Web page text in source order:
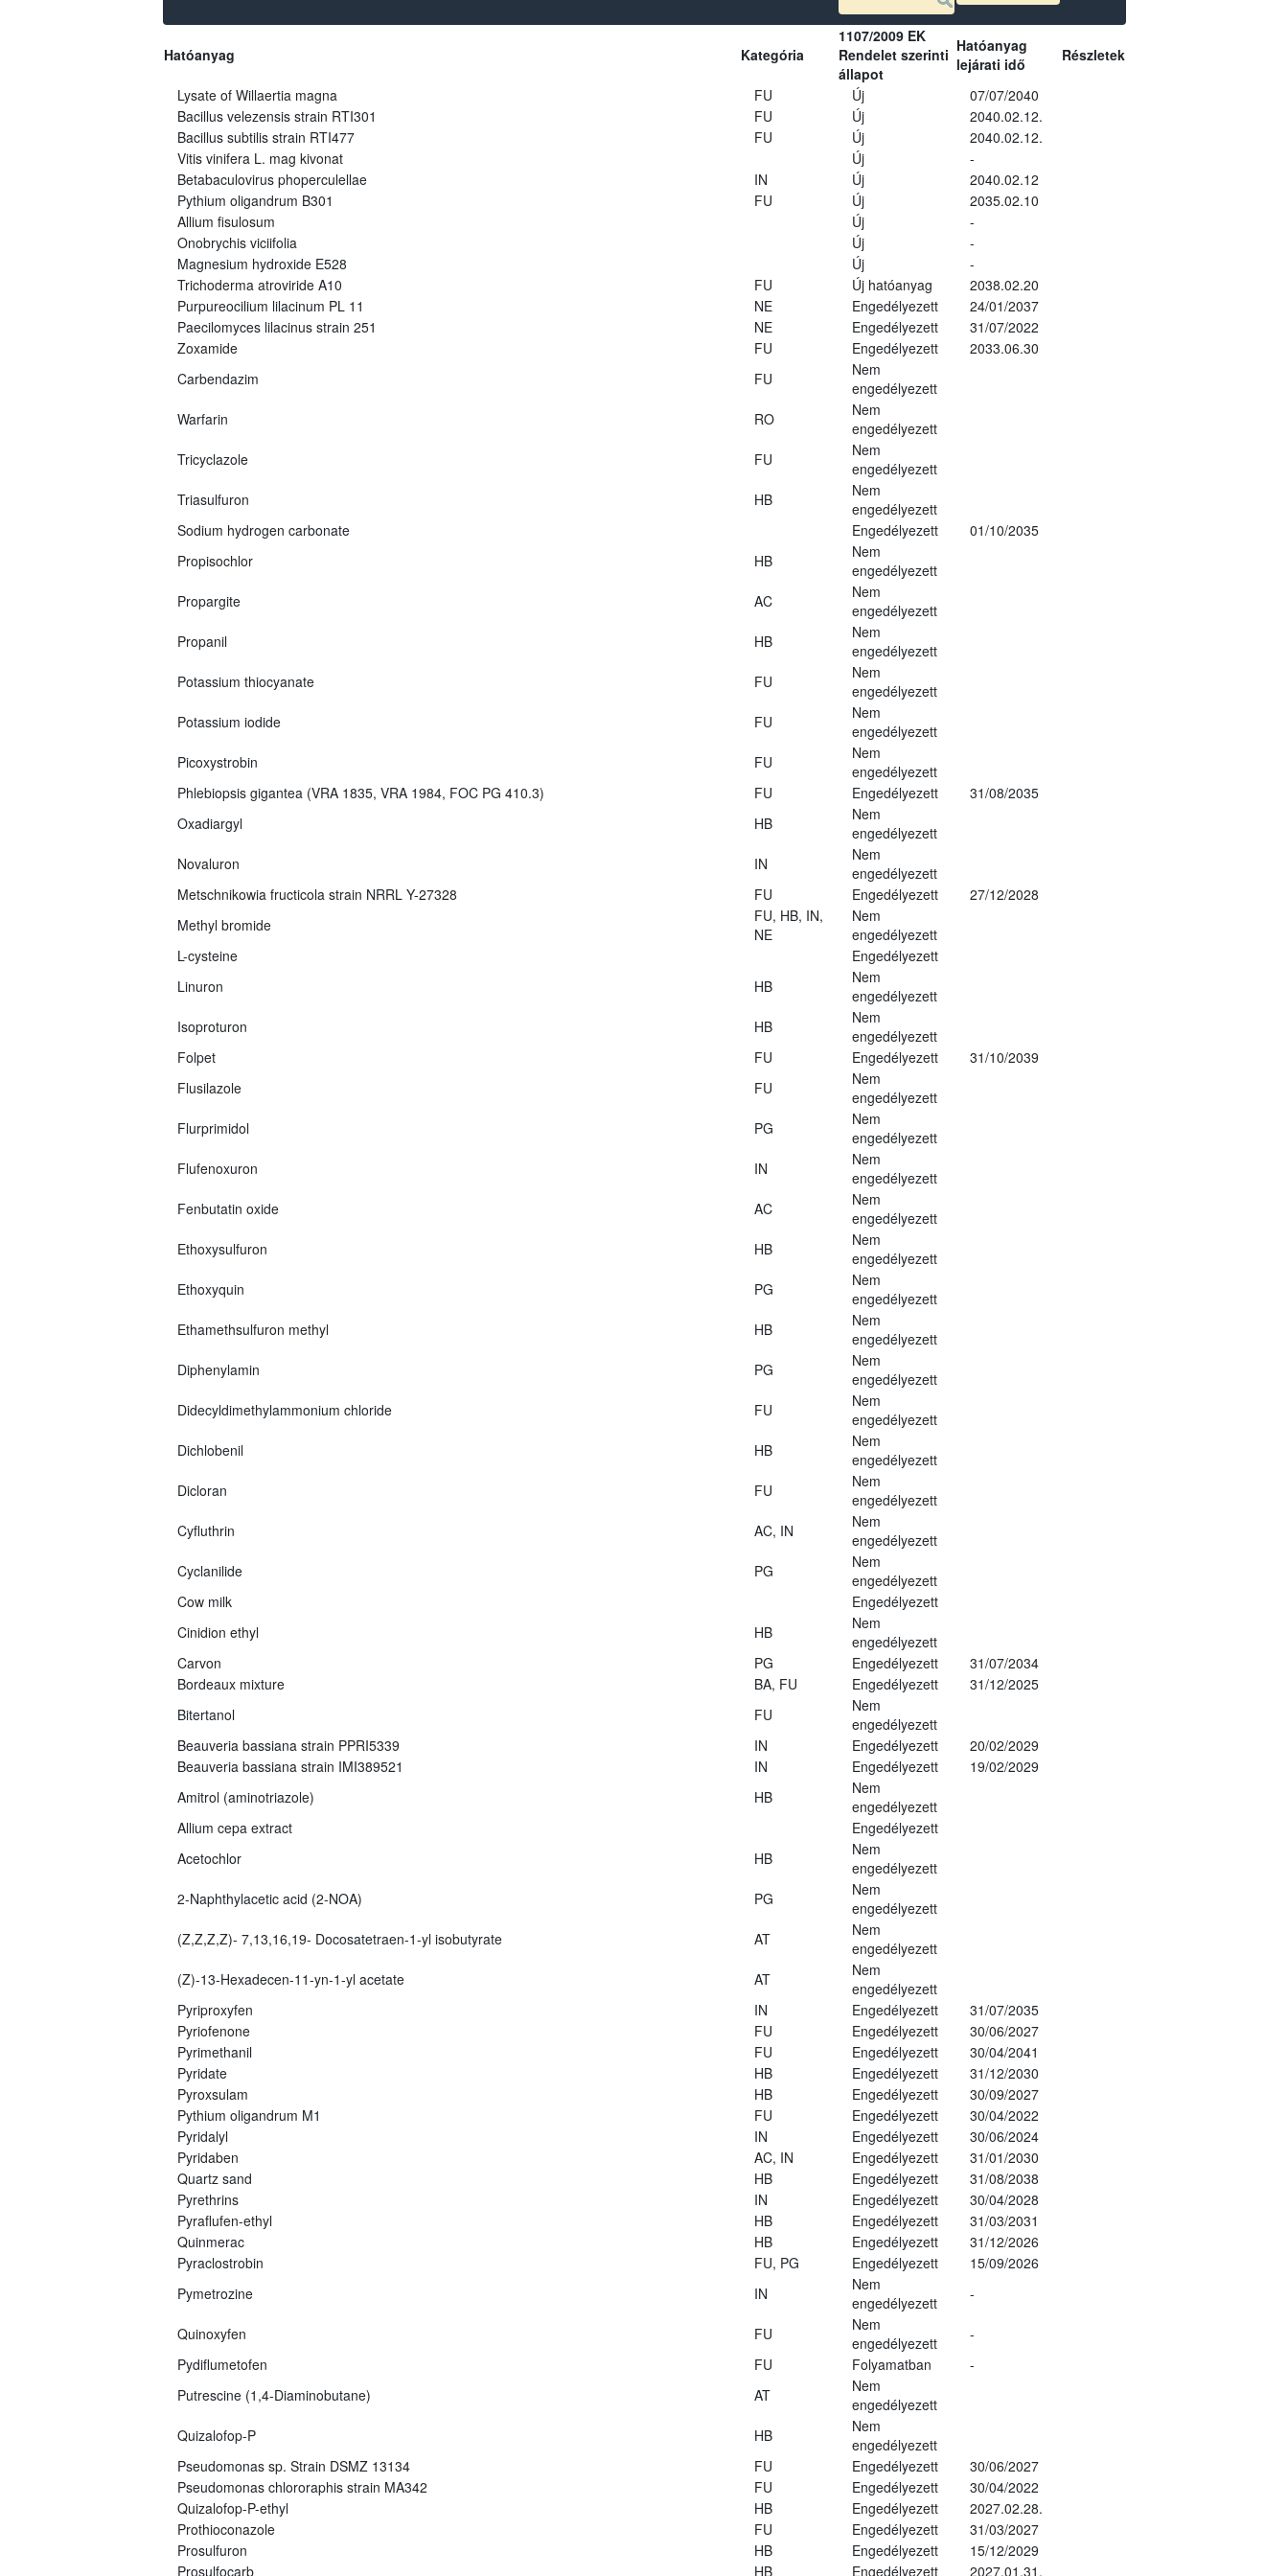
Hatóanyag Kategória
1107/2009 EK
Rendelet szerinti
állapot
Hatóanyag
lejárati idő
Részletek
Lysate of Willaertia magna FU Új
07/07/2040
Bacillus velezensis strain RTI301
FU Új
2040.02.12.
Bacillus subtilis strain RTI477
FU Új
2040.02.12.
Vitis vinifera L. mag kivonat
Új
-
Betabaculovirus phoperculellae
IN Új
2040.02.12
Pythium oligandrum B301
FU Új
2035.02.10
Allium fisulosum
Új
-
Onobrychis viciifolia
Új
-
Magnesium hydroxide E528
Új
-
Trichoderma atroviride A10
FU Új hatóanyag
2038.02.20
Purpureocilium lilacinum PL 11
NE Engedélyezett
24/01/2037
Paecilomyces lilacinus strain 251
NE Engedélyezett
31/07/2022
Zoxamide
FU Engedélyezett
2033.06.30
Carbendazim
FU
Nem
engedélyezett
Warfarin
RO
Nem
engedélyezett
Tricyclazole
FU
Nem
engedélyezett
Triasulfuron
HB
Nem
engedélyezett
Sodium hydrogen carbonate
Engedélyezett
01/10/2035
Propisochlor
HB
Nem
engedélyezett
Propargite
AC
Nem
engedélyezett
Propanil
HB
Nem
engedélyezett
Potassium thiocyanate
FU
Nem
engedélyezett
Potassium iodide
FU
Nem
engedélyezett
Picoxystrobin
FU
Nem
engedélyezett
Phlebiopsis gigantea (VRA 1835, VRA 1984, FOC PG 410.3)
FU Engedélyezett
31/08/2035
Oxadiargyl
HB
Nem
engedélyezett
Novaluron
IN
Nem
engedélyezett
Metschnikowia fructicola strain NRRL Y-27328
FU Engedélyezett
27/12/2028
Methyl bromide
FU, HB, IN,
NE
Nem
engedélyezett
L-cysteine
Engedélyezett
Linuron
HB
Nem
engedélyezett
Isoproturon
HB
Nem
engedélyezett
Folpet
FU Engedélyezett
31/10/2039
Flusilazole
FU
Nem
engedélyezett
Flurprimidol
PG
Nem
engedélyezett
Flufenoxuron
IN
Nem
engedélyezett
Fenbutatin oxide
AC
Nem
engedélyezett
Ethoxysulfuron
HB
Nem
engedélyezett
Ethoxyquin
PG
Nem
engedélyezett
Ethamethsulfuron methyl
HB
Nem
engedélyezett
Diphenylamin
PG
Nem
engedélyezett
Didecyldimethylammonium chloride
FU
Nem
engedélyezett
Dichlobenil
HB
Nem
engedélyezett
Dicloran
FU
Nem
engedélyezett
Cyfluthrin
AC, IN
Nem
engedélyezett
Cyclanilide
PG
Nem
engedélyezett
Cow milk
Engedélyezett
Cinidion ethyl
HB
Nem
engedélyezett
Carvon
PG Engedélyezett
31/07/2034
Bordeaux mixture
BA, FU Engedélyezett
31/12/2025
Bitertanol
FU
Nem
engedélyezett
Beauveria bassiana strain PPRI5339
IN Engedélyezett
20/02/2029
Beauveria bassiana strain IMI389521
IN Engedélyezett
19/02/2029
Amitrol (aminotriazole)
HB
Nem
engedélyezett
Allium cepa extract
Engedélyezett
Acetochlor
HB
Nem
engedélyezett
2-Naphthylacetic acid (2-NOA)
PG
Nem
engedélyezett
(Z,Z,Z,Z)- 7,13,16,19- Docosatetraen-1-yl isobutyrate
AT
Nem
engedélyezett
(Z)-13-Hexadecen-11-yn-1-yl acetate
AT
Nem
engedélyezett
Pyriproxyfen
IN Engedélyezett
31/07/2035
Pyriofenone
FU Engedélyezett
30/06/2027
Pyrimethanil
FU Engedélyezett
30/04/2041
Pyridate
HB Engedélyezett
31/12/2030
Pyroxsulam
HB Engedélyezett
30/09/2027
Pythium oligandrum M1
FU Engedélyezett
30/04/2022
Pyridalyl
IN Engedélyezett
30/06/2024
Pyridaben
AC, IN Engedélyezett
31/01/2030
Quartz sand
HB Engedélyezett
31/08/2038
Pyrethrins
IN Engedélyezett
30/04/2028
Pyraflufen-ethyl
HB Engedélyezett
31/03/2031
Quinmerac
HB Engedélyezett
31/12/2026
Pyraclostrobin
FU, PG Engedélyezett
15/09/2026
Pymetrozine
IN
Nem
engedélyezett
-
Quinoxyfen FU
Nem
engedélyezett
-
Pydiflumetofen
FU Folyamatban
-
Putrescine (1,4-Diaminobutane)
AT
Nem
engedélyezett
Quizalofop-P
HB
Nem
engedélyezett
Pseudomonas sp. Strain DSMZ 13134
FU Engedélyezett
30/06/2027
Pseudomonas chlororaphis strain MA342
FU Engedélyezett
30/04/2022
Quizalofop-P-ethyl
HB Engedélyezett
2027.02.28.
Prothioconazole
FU Engedélyezett
31/03/2027
Prosulfuron
HB Engedélyezett
15/12/2029
Prosulfocarb
HB Engedélyezett 2027.01.31.